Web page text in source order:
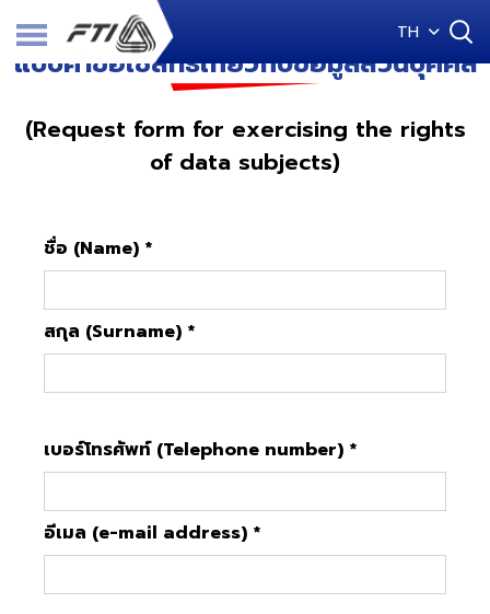
TH
แบบคำขอใช้สิทธิเกี่ยวกับข้อมูลส่วนบุคคล
(Request form for exercising the rights
of data subjects)
ชื่อ (Name) *
สกุล (Surname) *
เบอร์โทรศัพท์ (Telephone number) *
อีเมล (e-mail address) *